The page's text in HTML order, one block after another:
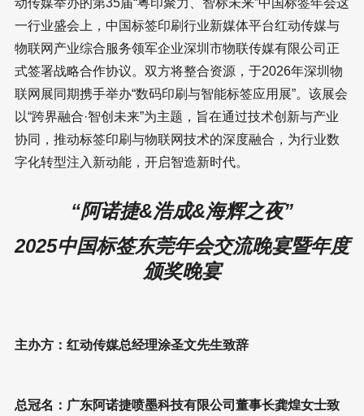
签约仪式：红动传媒、物联传媒战略合
作，开启跨界融合、智能标签发展新篇
章
红动传媒、物联传媒战略合作签约仪式
物联传媒副总经理陈江汉先生发言2026年1月23日，在红
动传媒举办的第35届“粤印聚力、智标未来”中国标签年会这
一行业盛会上，中国标签印刷行业新媒体平台红动传媒与
物联网产业综合服务领军企业深圳市物联传媒有限公司正
以“跨界融合·智创未来”为主题，旨在通过技术创新与产业